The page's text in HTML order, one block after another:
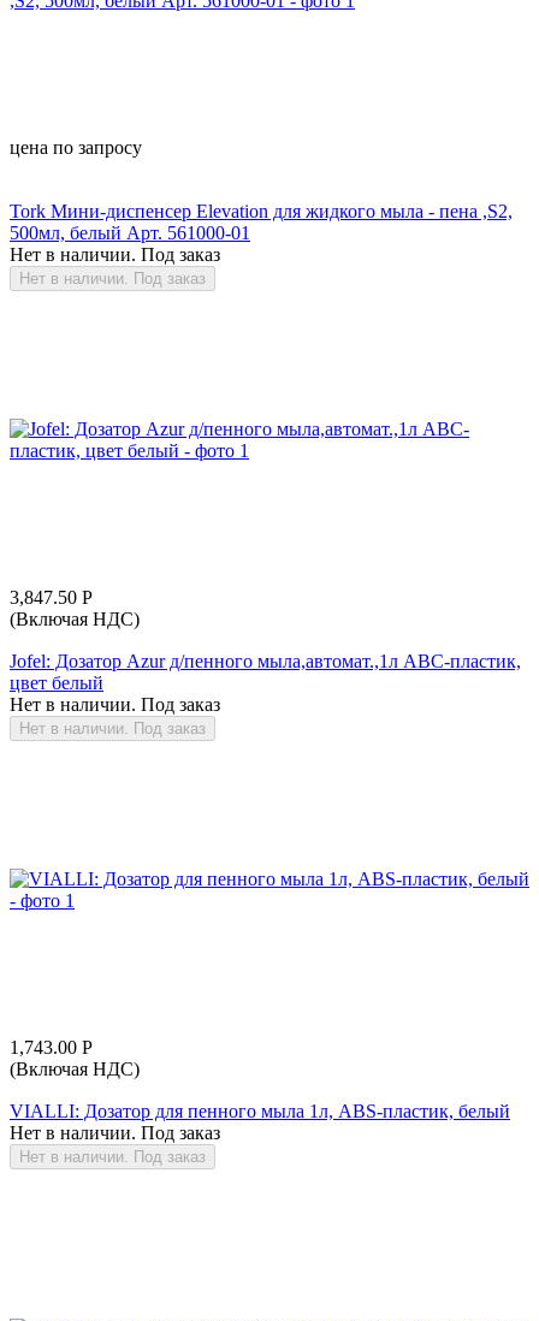
цена по запросу
Tork Мини-диспенсер Elevation для жидкого мыла - пена ,S2,
500мл, белый Арт. 561000-01
Нет в наличии. Под заказ
Нет в наличии. Под заказ
3,847.50 Р
(Включая НДС)
Jofel: Дозатор Azur д/пенного мыла,автомат.,1л АВС-пластик,
цвет белый
Нет в наличии. Под заказ
Нет в наличии. Под заказ
1,743.00 Р
(Включая НДС)
VIALLI: Дозатор для пенного мыла 1л, ABS-пластик, белый
Нет в наличии. Под заказ
Нет в наличии. Под заказ